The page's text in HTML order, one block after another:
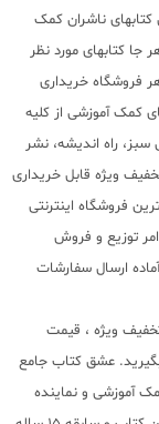
ناشران کمک
جا کتابهای مورد نظر
فروشگاه خریداری
کمک آموزشی از کلیه
سبز، راه اندیشه، نشر
ویژه قابل خریداری
فروشگاه اینترنتی
تا کنکور با سابقه 15 ساله در امر توزیع و فروش
ارسال سفارشات
تخفیف ویژه ، قیمت
عشق کتاب جامع
آموزشی و نماینده